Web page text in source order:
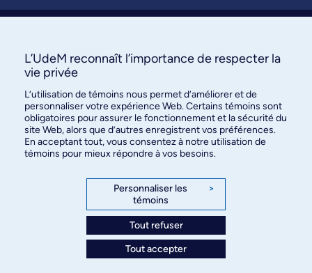
À propos / Nous joindre
des relations publiques
3744, rue Jean-Brillant, bureau 490
Montréal (Québec) H3T 1P1
L’UdeM reconnaît l’importance de respecter la
vie privée
L’utilisation de témoins nous permet d’améliorer et de
personnaliser votre expérience Web. Certains témoins sont
obligatoires pour assurer le fonctionnement et la sécurité du
site Web, alors que d’autres enregistrent vos préférences.
En acceptant tout, vous consentez à notre utilisation de
témoins pour mieux répondre à vos besoins.
Personnaliser les
témoins
>
Tout refuser
Tout accepter